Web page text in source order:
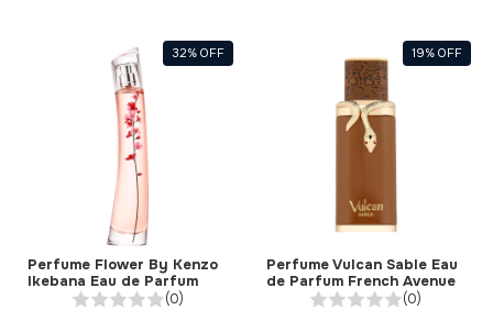
32% OFF
Perfume Flower By Kenzo
Ikebana Eau de Parfum
(0)
19% OFF
Perfume Vulcan Sable Eau
de Parfum French Avenue
(0)